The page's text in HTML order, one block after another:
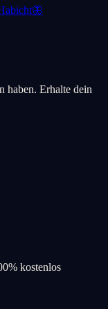
🦋
haben. Erhalte dein
kostenlos